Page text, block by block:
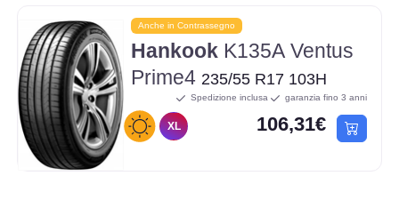
Anche in Contrassegno
Hankook K135A Ventus
Prime4 235/55 R17 103H
XL
Spedizione inclusa garanzia fino 3 anni
106,31€